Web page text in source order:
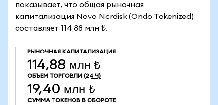
показывает, что общая рыночная
капитализация Novo Nordisk (Ondo Tokenized)
составляет 114,88 млн ₺.
РЫНОЧНАЯ КАПИТАЛИЗАЦИЯ
114,88 млн ₺
ОБЪЕМ ТОРГОВЛИ (24 Ч)
19,40 млн ₺
СУММА ТОКЕНОВ В ОБОРОТЕ